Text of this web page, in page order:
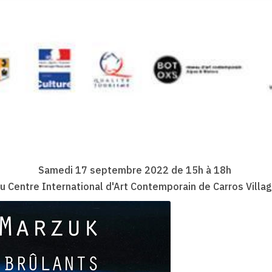
Samedi 17 septembre 2022 de 15h à 18h
Centre International d'Art Contemporain de Carros